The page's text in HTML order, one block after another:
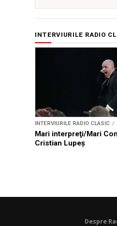
INTERVIURILE RADIO
INTERVIURILE RADIO CLASIC
Mari interpreţi/Mari
Cristian Lupeș
Despre